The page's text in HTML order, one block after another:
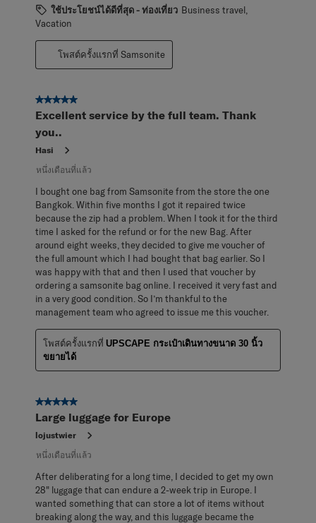
ใช้ประโยชน์ได้ดีที่สุด - ท่องเที่ยว Business travel,
Vacation
โพสต์ครั้งแรกที่ Samsonite
5 จาก 5 ดาว
Excellent service by the full team. Thank
you..
Hasi
หนึ่งเดือนที่แล้ว
I bought one bag from Samsonite from the store the one
Bangkok. Within five months I got it repaired twice
because the zip had a problem. When I took it for the third
time I asked for the refund or for the new Bag. After
around eight weeks, they decided to give me voucher of
the full amount which I had bought that bag earlier. So I
was happy with that and then I used that voucher by
ordering a samsonite bag online. I received it very fast and
in a very good condition. So I’m thankful to the
management team who agreed to issue me this voucher.
โพสต์ครั้งแรกที่ UPSCAPE กระเป๋าเดินทางขนาด 30 นิ้ว
ขยายได้
5 จาก 5 ดาว
Large luggage for Europe
lojustwier
หนึ่งเดือนที่แล้ว
After deliberating for a long time, I decided to get my own
28" luggage that can endure a 2-week trip in Europe. I
wanted something that can store a lot of items without
breaking along the way, and this luggage became the